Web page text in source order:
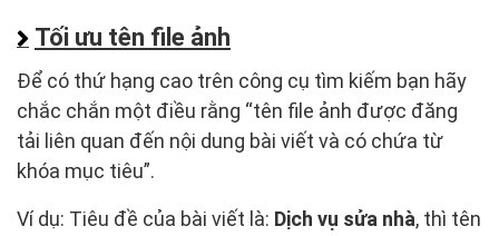
Tối ưu tên file ảnh
Để có thứ hạng cao trên công cụ tìm kiếm bạn hãy
chắc chắn một điều rằng “tên file ảnh được đăng
tải liên quan đến nội dung bài viết và có chứa từ
khóa mục tiêu”.
Ví dụ: Tiêu đề của bài viết là: Dịch vụ sửa nhà, thì tên